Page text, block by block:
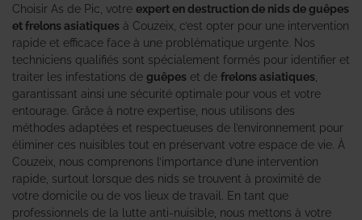
Choisir As de Pic, votre expert en destruction de nids de guêpes
et frelons asiatiques à Couzeix, c’est opter pour une intervention
rapide et efficace face à une problématique urgente. Nos
techniciens qualifiés sont spécialement formés pour identifier et
traiter les infestations de guêpes et de frelons asiatiques
garantissant ainsi une sécurité optimale pour vous et votre
entourage. Grâce à notre expertise, nous utilisons des
méthodes adaptées et respectueuses de l’environnement pour
éliminer ces nuisibles tout en préservant votre espace de vie. À
Couzeix, nous comprenons l’importance d’une intervention
rapide, surtout lorsque des nids se trouvent à proximité de
votre domicile ou de vos lieux de travail. En tant que
professionnels de la lutte anti-nuisible, nous mettons à votre